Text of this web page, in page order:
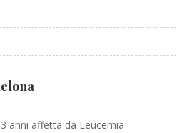
anni affetta da Leucemia